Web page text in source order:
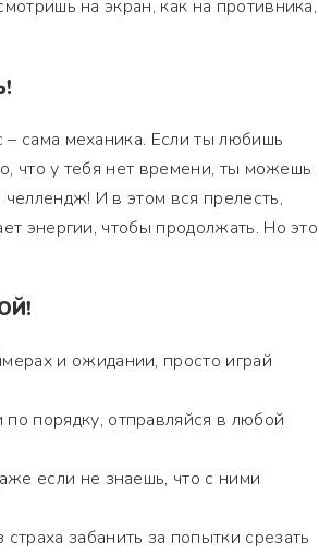
на экран, как на противника,
сама механика. Если ты любишь
что у тебя нет времени, ты можешь
И в этом вся прелесть,
энергии, чтобы продолжать. Но это
и ожидании, просто играй
порядку, отправляйся в любой
если не знаешь, что с ними
забанить за попытки срезать